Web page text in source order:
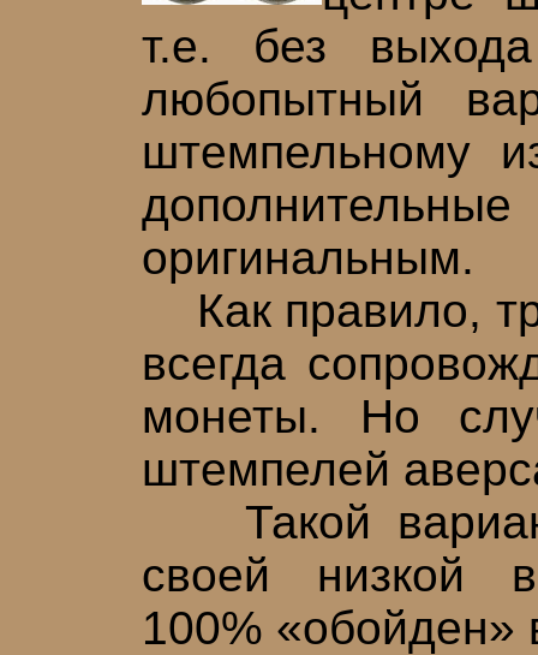
т.е. без
любопытный
штемпельному
оригинальным.
Как правило,
всегда
монеты. Но
штемпелей
Такой
своей низкой
100%